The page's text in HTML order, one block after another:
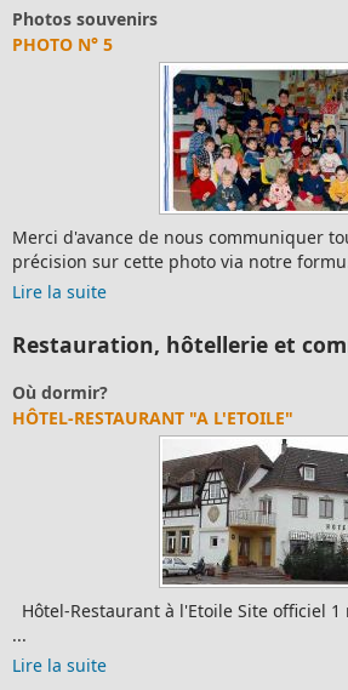
Photos souvenirs
PHOTO N° 5
Merci d'avance de nous communiquer
précision sur cette photo via notre
Lire la suite
Restauration, hôtellerie et
Où dormir?
HÔTEL-RESTAURANT "A L'ETOILE"
Hôtel-Restaurant à l'Etoile Site officiel
...
Lire la suite